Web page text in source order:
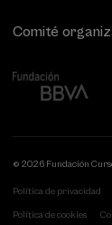
Comité
© 2026 Fundación
Política de privacidad
Política de cookies